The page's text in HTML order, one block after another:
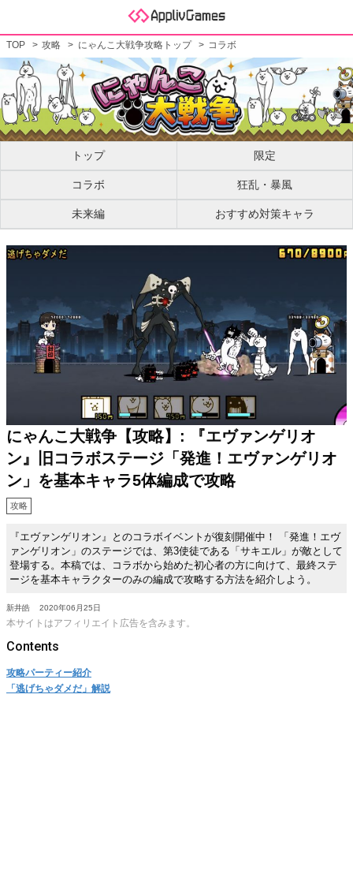
TOP 攻略 にゃんこ大戦争攻略トップ コラボ
トップ 限定
コラボ 狂乱・暴風
未来編 おすすめ対策キャラ
にゃんこ大戦争【攻略】: 『エヴァンゲリオ
ン』旧コラボステージ「発進！エヴァンゲリオ
ン」を基本キャラ5体編成で攻略
攻略
『エヴァンゲリオン』とのコラボイベントが復刻開催中！ 「発進！エヴ
ァンゲリオン」のステージでは、第3使徒である「サキエル」が敵として
登場する。本稿では、コラボから始めた初心者の方に向けて、最終ステ
ージを基本キャラクターのみの編成で攻略する方法を紹介しよう。
新井皓 2020年06月25日
本サイトはアフィリエイト広告を含みます。
攻略パーティー紹介
「逃げちゃダメだ」解説